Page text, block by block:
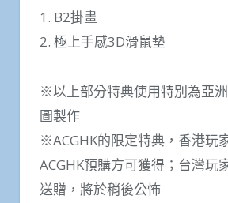
1. B2掛畫
2. 極上手感3D滑鼠墊
※以上部分特典使用特別為亞
圖製作
※ACGHK的限定特典，香港玩
ACGHK預購方可獲得；台灣玩
送贈，將於稍後公怖